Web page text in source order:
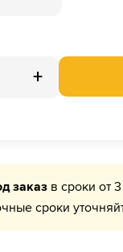
+
заказ в сроки от
сроки